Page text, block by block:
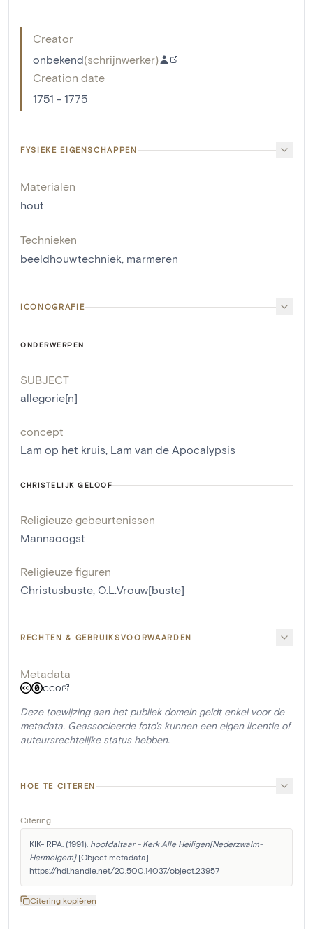
Creator
onbekend(schrijnwerker)
Creation date
1751 - 1775
FYSIEKE EIGENSCHAPPEN
Materialen
hout
Technieken
beeldhouwtechniek, marmeren
ICONOGRAFIE
ONDERWERPEN
SUBJECT
allegorie[n]
concept
Lam op het kruis, Lam van de Apocalypsis
CHRISTELIJK GELOOF
Religieuze gebeurtenissen
Mannaoogst
Religieuze figuren
Christusbuste, O.L.Vrouw[buste]
RECHTEN & GEBRUIKSVOORWAARDEN
Metadata
CC0
Deze toewijzing aan het publiek domein geldt enkel voor de
metadata. Geassocieerde foto's kunnen een eigen licentie of
auteursrechtelijke status hebben.
HOE TE CITEREN
Citering
KIK-IRPA. (1991). hoofdaltaar - Kerk Alle Heiligen[Nederzwalm-
Hermelgem] [Object metadata].
https://hdl.handle.net/20.500.14037/object.23957
Citering kopiëren